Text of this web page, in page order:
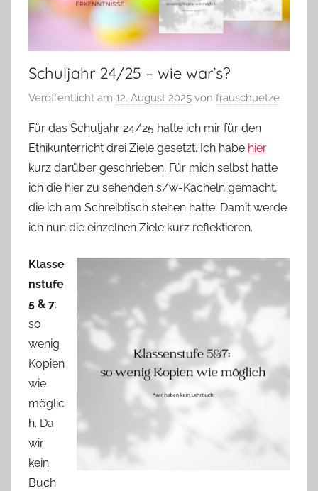
Schuljahr 24/25 – wie war’s?
Veröffentlicht am 12. August 2025 von frauschuetze
Für das Schuljahr 24/25 hatte ich mir für den
Ethikunterricht drei Ziele gesetzt. Ich habe hier
kurz darüber geschrieben. Für mich selbst hatte
ich die hier zu sehenden s/w-Kacheln gemacht,
die ich am Schreibtisch stehen hatte. Damit werde
ich nun die einzelnen Ziele kurz reflektieren.
Klasse
nstufe
5 & 7:
so
wenig
Kopien
wie
möglic
h. Da
wir
kein
Buch